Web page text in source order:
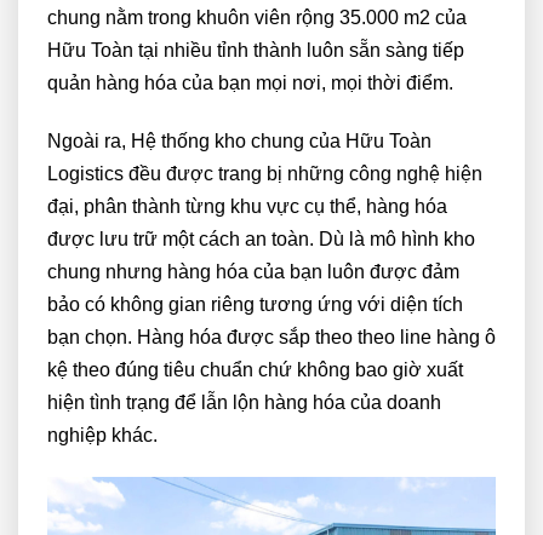
chung nằm trong khuôn viên rộng 35.000 m2 của
Hữu Toàn tại nhiều tỉnh thành luôn sẵn sàng tiếp
quản hàng hóa của bạn mọi nơi, mọi thời điểm.
Ngoài ra, Hệ thống kho chung của Hữu Toàn
Logistics đều được trang bị những công nghệ hiện
đại, phân thành từng khu vực cụ thể, hàng hóa
được lưu trữ một cách an toàn. Dù là mô hình kho
chung nhưng hàng hóa của bạn luôn được đảm
bảo có không gian riêng tương ứng với diện tích
bạn chọn. Hàng hóa được sắp theo theo line hàng ô
kệ theo đúng tiêu chuẩn chứ không bao giờ xuất
hiện tình trạng để lẫn lộn hàng hóa của doanh
nghiệp khác.